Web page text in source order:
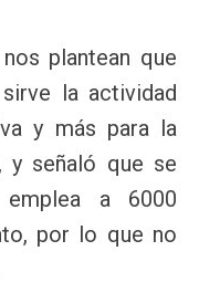
plantean que
la actividad
y más para la
y señaló que se
a 6000
por lo que no